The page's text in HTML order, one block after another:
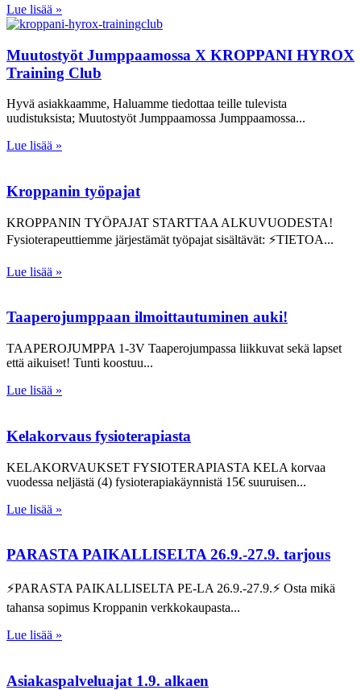
Lue lisää »
Muutostyöt Jumppaamossa X KROPPANI HYROX
Training Club
Hyvä asiakkaamme, Haluamme tiedottaa teille tulevista
uudistuksista; Muutostyöt Jumppaamossa Jumppaamossa
Lue lisää »
Kroppanin työpajat
KROPPANIN TYÖPAJAT STARTTAA ALKUVUODESTA!
Fysioterapeuttiemme järjestämät työpajat sisältävät: ⚡TIETOA
Lue lisää »
Taaperojumppaan ilmoittautuminen auki!
TAAPEROJUMPPA 1-3V Taaperojumpassa liikkuvat sekä lapset
että aikuiset! Tunti koostuu
Lue lisää »
Kelakorvaus fysioterapiasta
KELAKORVAUKSET FYSIOTERAPIASTA KELA korvaa
vuodessa neljästä (4) fysioterapiakäynnistä 15€ suuruisen
Lue lisää »
PARASTA PAIKALLISELTA 26.9.-27.9. tarjous
⚡PARASTA PAIKALLISELTA PE-LA 26.9.-27.9.⚡ Osta mikä
tahansa sopimus Kroppanin verkkokaupasta
Lue lisää »
Asiakaspalveluajat 1.9. alkaen